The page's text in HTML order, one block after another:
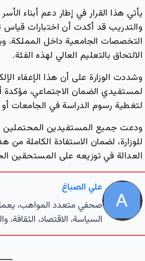
يأتي هذا القرار في إطار دعم أبناء
والتدريب قد أكدت أن اختبارات
التخصصات الجامعية داخل المملكة.
الالتحاق بالتعليم العالي لهذه الفئة.
وشددت الوزارة على أن هذا الإعفاء
لمستفيدي الضمان الاجتماعي، مؤكدة
لتغطية رسوم الدراسة في الجامعات
ودعت جميع المستفيدين المحتملين إلى
للوزارة، لضمان الاستفادة الكاملة
العدالة في توزيعه على المستحقين
علي الصباغ
صحفي متعدد المواهب، يعمل
السياسة، الاقتصاد، الثقافة،